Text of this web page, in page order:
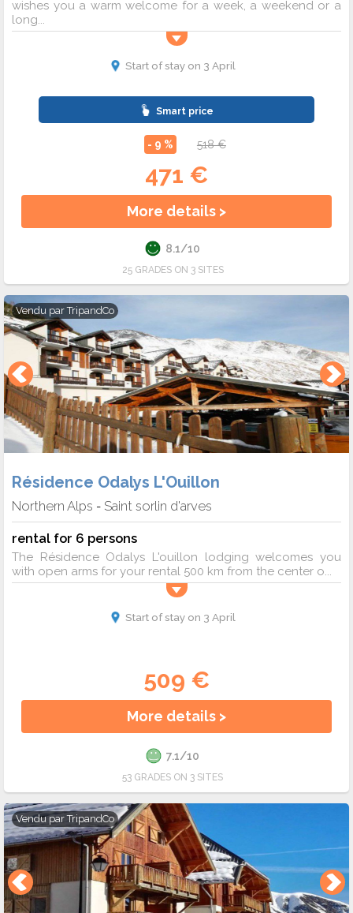
wishes you a warm welcome for a week, a weekend or a
long...
Start of stay on 3 April
Smart price
- 9 % 518 €
471 €
More details >
8.1/10
25 GRADES ON 3 SITES
Vendu parTripandCo
Résidence Odalys L'Ouillon
Northern Alps - Saint sorlin d'arves
rental for 6 persons
The Résidence Odalys L'ouillon lodging welcomes you
with open arms for your rental 500 km from the center o...
Start of stay on 3 April
509 €
More details >
7.1/10
53 GRADES ON 3 SITES
Vendu parTripandCo